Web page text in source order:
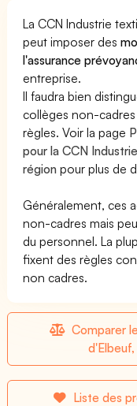
La CCN Industrie
peut imposer des
l'assurance
entreprise.
Il faudra bien
collèges non-cadres
règles. Voir la page
pour la CCN
région pour plus de
Généralement, ces
non-cadres mais
du personnel. La
fixent des règles
non cadres.
Comparer
Liste des